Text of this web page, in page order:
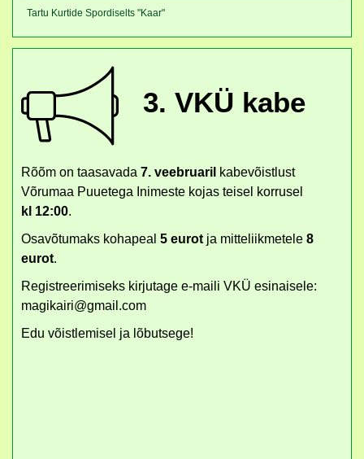
3. VKÜ kabe
Rõõm on taasavada 7. veebruaril kabevõistlust
Võrumaa Puuetega Inimeste kojas teisel korrusel
kl 12:00.
Osavõtumaks kohapeal 5 eurot ja mitteliikmetele 8
eurot.
Registreerimiseks kirjutage e-maili VKÜ esinaisele:
magikairi@gmail.com
Edu võistlemisel ja lõbutsege!
Tartu Kurtide Spordiselts "Kaar"